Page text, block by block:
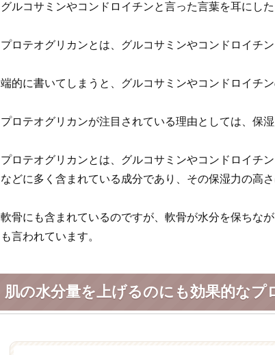
グルコサミンやコンドロイチンと言った言葉を耳にし
プロテオグリカンとは、グルコサミンやコンドロイチ
端的に書いてしまうと、グルコサミンやコンドロイチ
プロテオグリカンが注目されている理由としては、保
プロテオグリカンとは、グルコサミンやコンドロイチ
などに多く含まれている成分であり、その保湿力の高
軟骨にも含まれているのですが、軟骨が水分を保ちな
も言われています。
肌の水分量を上げるのにも効果的な